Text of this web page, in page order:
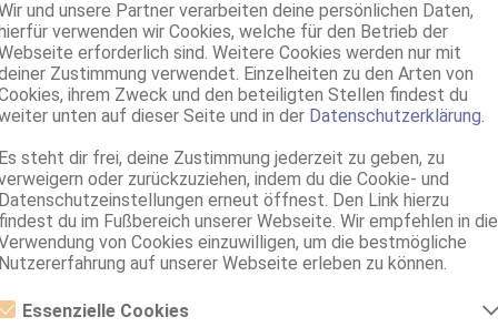
und unsere Partner verarbeiten deine persönlichen Daten,
verwenden wir Cookies, welche für den Betrieb der
erforderlich sind. Weitere Cookies werden nur mit
Zustimmung verwendet. Einzelheiten zu den Arten von
ihrem Zweck und den beteiligten Stellen findest du
unten auf dieser Seite und in der Datenschutzerklärung
steht dir frei, deine Zustimmung jederzeit zu geben, zu
oder zurückzuziehen, indem du die Cookie- und
erneut öffnest. Den Link hierzu
du im Fußbereich unserer Webseite. Wir empfehlen in die
von Cookies einzuwilligen, um die bestmögliche
auf unserer Webseite erleben zu können.
Essenzielle Cookies
Pirmasens
1.2km, Charlottenstr. 15
Deutsche Madleen - WhatsApp Chat - Geimpft
60 Jahre, 85G, KF 40, 1.63m, total rasiert, deutsch
ZK, 69, GF6, NSa, NSp, Franz b. Ihr, BV
Pirmasens
Coco
25 Jahre, 75B, KF 34, 1.60m, teilrasiert, asiatisch
ZK, 69, GF6, DT, Franz b. Ihr, BV, Schmu., Kuscheln